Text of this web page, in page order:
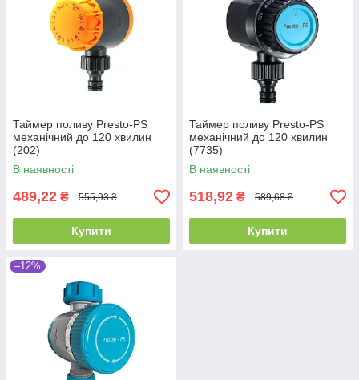
Таймер поливу Presto-PS
механічний до 120 хвилин
(202)
В наявності
489,22 ₴ 555,93 ₴
Купити
Таймер поливу Presto-PS
механічний до 120 хвилин
(7735)
В наявності
518,92 ₴ 589,68 ₴
Купити
–12%